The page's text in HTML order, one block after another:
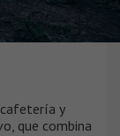
cafetería y
que combina